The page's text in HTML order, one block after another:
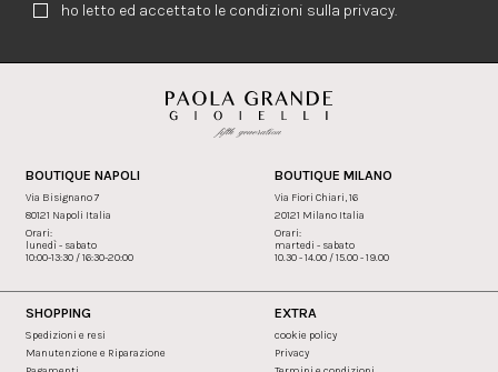
ho letto ed accettato le condizioni sulla privacy.
BOUTIQUE NAPOLI
Via Bisignano 7
80121 Napoli Italia
Orari:
lunedì - sabato
10:00-13:30 / 16:30-20:00
BOUTIQUE MILANO
Via Fiori Chiari, 16
20121 Milano Italia
Orari:
martedi - sabato
10.30 - 14.00 / 15.00 - 19.00
SHOPPING
Spedizioni e resi
Manutenzione e Riparazione
EXTRA
cookie policy
Privacy